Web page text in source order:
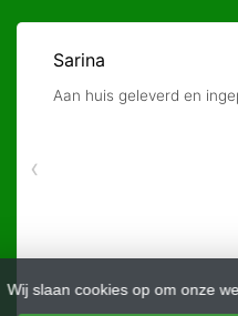
Wij slaan cookies op om onze